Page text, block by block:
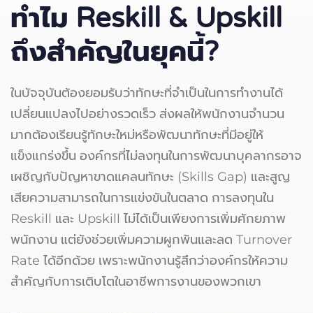
ทำไม Reskill & Upskill
ถึงสำคัญในยุคนี้?
ในบัจจุบันต้องยอมรับว่าทักษะที่จำเป็นในการทำงานได้
เปลี่ยนแปลงไปอย่างรวดเร็ว ส่งผลให้พนักงานจำนวน
มากต้องเรียนรู้ทักษะใหม่หรือพัฒนาทักษะที่มีอยู่ให้
แข็งแกร่งขึ้น องค์กรที่ไม่ลงทุนในการพัฒนาบุคลากรอาจ
เผชิญกับปัญหาขาดแคลนทักษะ (Skills Gap) และสูญ
เสียความสามารถในการแข่งขันในตลาด การลงทุนใน
Reskill และ Upskill ไม่ได้เป็นเพียงการเพิ่มศักยภาพ
พนักงาน แต่ยังช่วยเพิ่มความผูกพันและลด Turnover
Rate ได้อีกด้วย เพราะพนักงานรู้สึกว่าองค์กรให้ความ
สำคัญกับการเติบโตในอาชีพการงานของพวกเขา